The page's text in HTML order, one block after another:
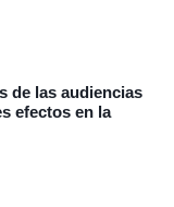
de las audiencias
efectos en la